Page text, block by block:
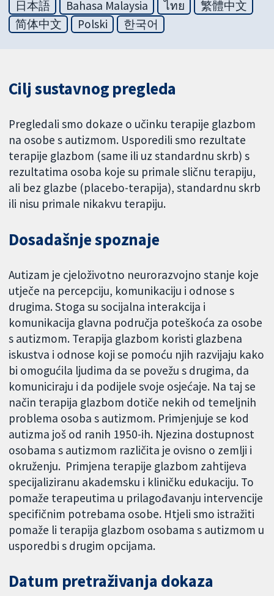
日本語
Bahasa Malaysia ไทย
繁體中文
简体中文
Polski 한국어
Cilj sustavnog pregleda
Pregledali smo dokaze o učinku terapije glazbom
na osobe s autizmom. Usporedili smo rezultate
terapije glazbom (same ili uz standardnu skrb) s
rezultatima osoba koje su primale sličnu terapiju,
ali bez glazbe (placebo-terapija), standardnu skrb
ili nisu primale nikakvu terapiju.
Dosadašnje spoznaje
Autizam je cjeloživotno neurorazvojno stanje koje
utječe na percepciju, komunikaciju i odnose s
drugima. Stoga su socijalna interakcija i
komunikacija glavna područja poteškoća za osobe
s autizmom. Terapija glazbom koristi glazbena
iskustva i odnose koji se pomoću njih razvijaju kako
bi omogućila ljudima da se povežu s drugima, da
komuniciraju i da podijele svoje osjećaje. Na taj se
način terapija glazbom dotiče nekih od temeljnih
problema osoba s autizmom. Primjenjuje se kod
autizma još od ranih 1950-ih. Njezina dostupnost
osobama s autizmom različita je ovisno o zemlji i
okruženju. Primjena terapije glazbom zahtijeva
specijaliziranu akademsku i kliničku edukaciju. To
pomaže terapeutima u prilagođavanju intervencije
specifičnim potrebama osobe. Htjeli smo istražiti
pomaže li terapija glazbom osobama s autizmom u
usporedbi s drugim opcijama.
Datum pretraživanja dokaza